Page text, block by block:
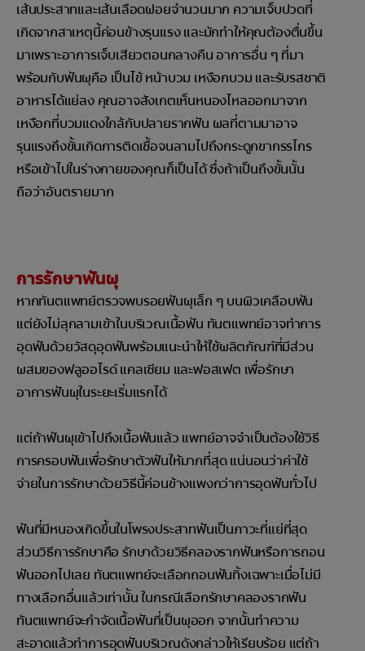
เส้นประสาทและเส้นเลือดฝอยจำนวนมาก ความเจ็บปวดที่
เกิดจากสาเหตุนี้ค่อนข้างรุนแรง และมักทำให้คุณต้องตื่นขึ้น
มาเพราะอาการเจ็บเสียวตอนกลางคืน อาการอื่น ๆ ที่มา
พร้อมกับฟันผุคือ เป็นไข้ หน้าบวม เหงือกบวม และรับรสชาติ
อาหารได้แย่ลง คุณอาจสังเกตเห็นหนองไหลออกมาจาก
เหงือกที่บวมแดงใกล้กับปลายรากฟัน ผลที่ตามมาอาจ
รุนแรงถึงขั้นเกิดการติดเชื้อจนลามไปถึงกระดูกขากรรไกร
หรือเข้าไปในร่างกายของคุณก็เป็นได้ ซึ่งถ้าเป็นถึงขั้นนั้น
ถือว่าอันตรายมาก
การรักษาฟันผุ
หากทันตแพทย์ตรวจพบรอยฟันผุเล็ก ๆ บนผิวเคลือบฟัน
แต่ยังไม่ลุกลามเข้าในบริเวณเนื้อฟัน ทันตแพทย์อาจทำการ
อุดฟันด้วยวัสดุอุดฟันพร้อมแนะนำให้ใช้ผลิตภัณฑ์ที่มีส่วน
ผสมของฟลูออไรด์ แคลเซียม และฟอสเฟต เพื่อรักษา
อาการฟันผุในระยะเริ่มแรกได้
แต่ถ้าฟันผุเข้าไปถึงเนื้อฟันแล้ว แพทย์อาจจำเป็นต้องใช้วิธี
การครอบฟันเพื่อรักษาตัวฟันให้มากที่สุด แน่นอนว่าค่าใช้
จ่ายในการรักษาด้วยวิธีนี้ค่อนข้างแพงกว่าการอุดฟันทั่วไป
ฟันที่มีหนองเกิดขึ้นในโพรงประสาทฟันเป็นภาวะที่แย่ที่สุด
ส่วนวิธีการรักษาคือ รักษาด้วยวิธีคลองรากฟันหรือการถอน
ฟันออกไปเลย ทันตแพทย์จะเลือกถอนฟันทิ้งเฉพาะเมื่อไม่มี
ทางเลือกอื่นแล้วเท่านั้น ในกรณีเลือกรักษาคลองรากฟัน
ทันตแพทย์จะกำจัดเนื้อฟันที่เป็นผุออก จากนั้นทำความ
สะอาดแล้วทำการอุดฟันบริเวณดังกล่าวให้เรียบร้อย แต่ถ้า